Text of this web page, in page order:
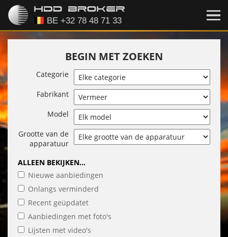
BEGIN MET ZOEKEN
Categorie
Fabrikant
Model
Grootte van de
apparatuur
ALLEEN BEKIJKEN...
Nieuwe aanbiedingen
Onlangs verminderd
Recent geüpdatet
Aanbiedingen met foto's
Lijsten met video's